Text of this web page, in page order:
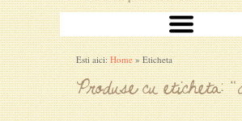
Esti aici:Home» Eticheta
Produse cu eticheta: "